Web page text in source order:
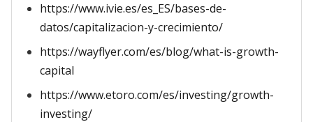
https://www.ivie.es/es_ES/bases-de-
datos/capitalizacion-y-crecimiento/
https://wayflyer.com/es/blog/what-is-growth-
capital
https://www.etoro.com/es/investing/growth-
investing/